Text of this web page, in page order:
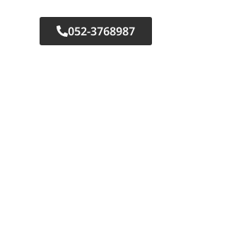
052-3768987